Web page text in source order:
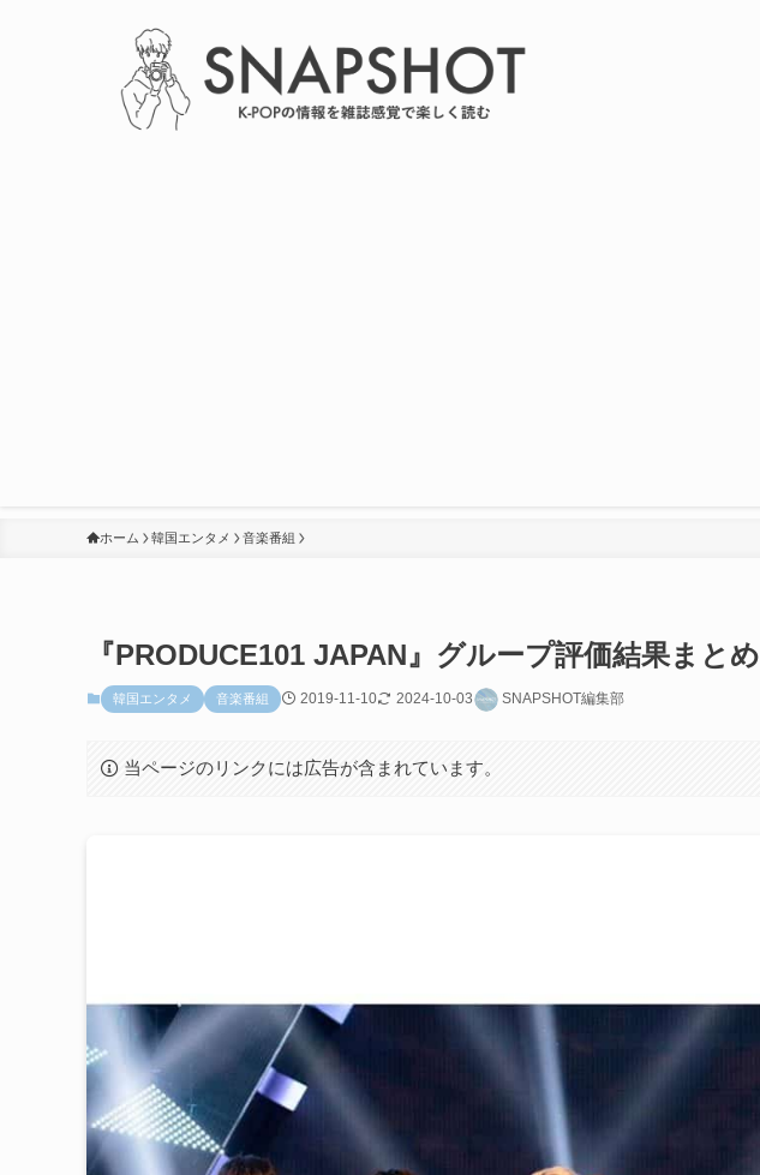
ホーム 韓国エンタメ 音楽番組
『PRODUCE101 JAPAN』グループ評価結果まとめ
韓国エンタメ 音楽番組 2019-11-10 2024-10-03 SNAPSHOT編集部
当ページのリンクには広告が含まれています。